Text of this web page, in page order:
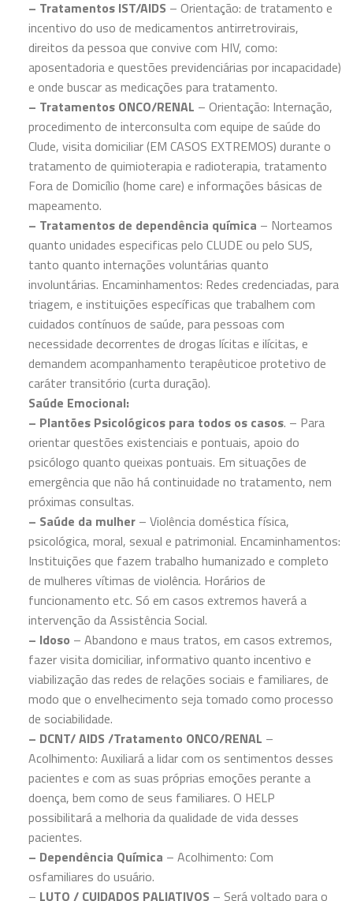
– Tratamentos IST/AIDS – Orientação: de tratamento e
incentivo do uso de medicamentos antirretrovirais,
direitos da pessoa que convive com HIV, como:
aposentadoria e questões previdenciárias por incapacidade)
e onde buscar as medicações para tratamento.
– Tratamentos ONCO/RENAL – Orientação: Internação,
procedimento de interconsulta com equipe de saúde do
Clude, visita domiciliar (EM CASOS EXTREMOS) durante o
tratamento de quimioterapia e radioterapia, tratamento
Fora de Domicílio (home care) e informações básicas de
mapeamento.
– Tratamentos de dependência química – Norteamos
quanto unidades especificas pelo CLUDE ou pelo SUS,
tanto quanto internações voluntárias quanto
involuntárias. Encaminhamentos: Redes credenciadas, para
triagem, e instituições específicas que trabalhem com
cuidados contínuos de saúde, para pessoas com
necessidade decorrentes de drogas lícitas e ilícitas, e
demandem acompanhamento terapêuticoe protetivo de
caráter transitório (curta duração).
Saúde Emocional:
– Plantões Psicológicos para todos os casos. – Para
orientar questões existenciais e pontuais, apoio do
psicólogo quanto queixas pontuais. Em situações de
emergência que não há continuidade no tratamento, nem
próximas consultas.
– Saúde da mulher– Violência doméstica física,
psicológica, moral, sexual e patrimonial. Encaminhamentos:
Instituições que fazem trabalho humanizado e completo
de mulheres vítimas de violência. Horários de
funcionamento etc. Só em casos extremos haverá a
intervenção da Assistência Social.
– Idoso – Abandono e maus tratos, em casos extremos,
fazer visita domiciliar, informativo quanto incentivo e
viabilização das redes de relações sociais e familiares, de
modo que o envelhecimento seja tomado como processo
de sociabilidade.
– DCNT/ AIDS /Tratamento ONCO/RENAL –
Acolhimento: Auxiliará a lidar com os sentimentos desses
pacientes e com as suas próprias emoções perante a
doença, bem como de seus familiares. O HELP
possibilitará a melhoria da qualidade de vida desses
pacientes.
– Dependência Química – Acolhimento: Com
osfamiliares do usuário.
– LUTO / CUIDADOS PALIATIVOS – Será voltado para o